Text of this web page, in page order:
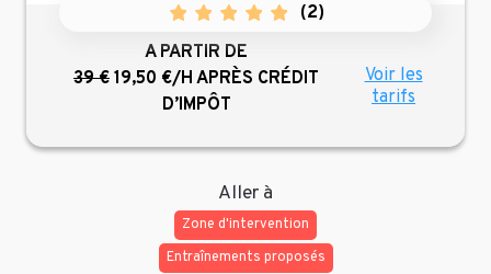
(2)
A PARTIR DE
39 € 19,50 €/H APRÈS CRÉDIT
D’IMPÔT
Voir les
tarifs
Aller à
Zone d'intervention
Entraînements proposés